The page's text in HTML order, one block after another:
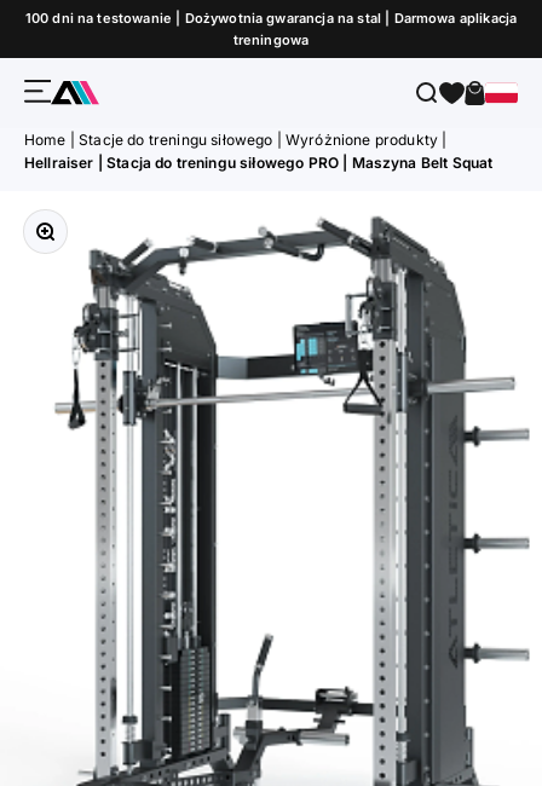
Przejdź do treści
100 dni na testowanie | Dożywotnia gwarancja na stal | Darmowa aplikacja
treningowa
MenuATLETICA SzukajKoszyk
Home Stacje do treningu siłowego Wyróżnione produkty
Hellraiser | Stacja do treningu siłowego PRO | Maszyna Belt Squat
Przybliż